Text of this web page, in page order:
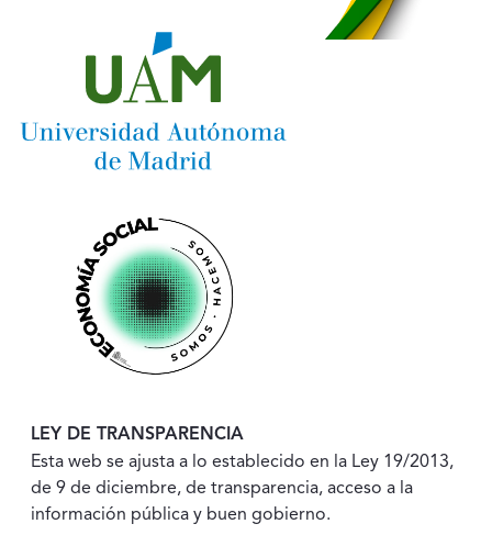
LEY DE TRANSPARENCIA
Esta web se ajusta a lo establecido en la Ley 19/2013,
de 9 de diciembre, de transparencia, acceso a la
información pública y buen gobierno.